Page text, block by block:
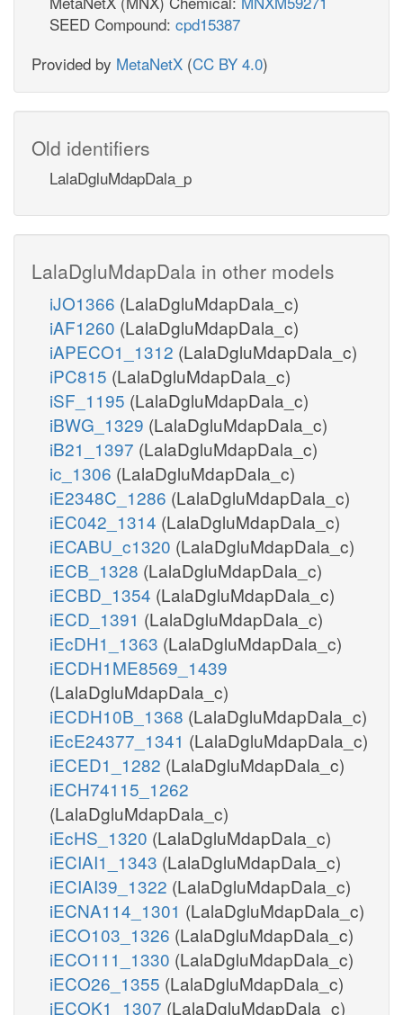
SEED Compound: cpd15387
Provided by MetaNetX (CC BY 4.0)
Old identifiers
LalaDgluMdapDala_p
LalaDgluMdapDala in other models
iJO1366 (LalaDgluMdapDala_c)
iAF1260 (LalaDgluMdapDala_c)
iAPECO1_1312 (LalaDgluMdapDala_c)
iPC815 (LalaDgluMdapDala_c)
iSF_1195 (LalaDgluMdapDala_c)
iBWG_1329 (LalaDgluMdapDala_c)
iB21_1397 (LalaDgluMdapDala_c)
ic_1306 (LalaDgluMdapDala_c)
iE2348C_1286 (LalaDgluMdapDala_c)
iEC042_1314 (LalaDgluMdapDala_c)
iECABU_c1320 (LalaDgluMdapDala_c)
iECB_1328 (LalaDgluMdapDala_c)
iECBD_1354 (LalaDgluMdapDala_c)
iECD_1391 (LalaDgluMdapDala_c)
iEcDH1_1363 (LalaDgluMdapDala_c)
iECDH1ME8569_1439
(LalaDgluMdapDala_c)
iECDH10B_1368 (LalaDgluMdapDala_c)
iEcE24377_1341 (LalaDgluMdapDala_c)
iECED1_1282 (LalaDgluMdapDala_c)
iECH74115_1262
(LalaDgluMdapDala_c)
iEcHS_1320 (LalaDgluMdapDala_c)
iECIAI1_1343 (LalaDgluMdapDala_c)
iECIAI39_1322 (LalaDgluMdapDala_c)
iECNA114_1301 (LalaDgluMdapDala_c)
iECO103_1326 (LalaDgluMdapDala_c)
iECO111_1330 (LalaDgluMdapDala_c)
iECO26_1355 (LalaDgluMdapDala_c)
iECOK1_1307 (LalaDgluMdapDala_c)